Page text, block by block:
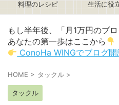
料理のレシピ 生活に役
もし半年後、「月1万円のブ
あなたの第一歩はここから
ConoHa WINGでブログ開
HOME > タックル >
タックル